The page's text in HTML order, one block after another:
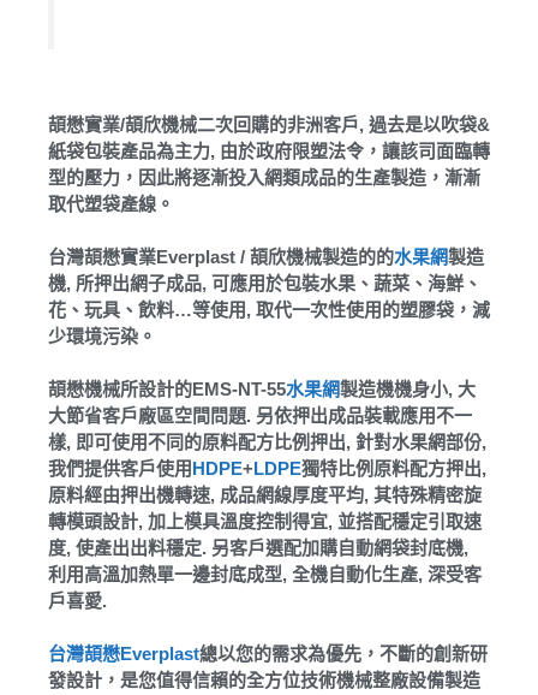
頡懋實業/頡欣機械二次回購的非洲客戶, 過去是以吹袋&
紙袋包裝產品為主力, 由於政府限塑法令，讓該司面臨轉
型的壓力，因此將逐漸投入網類成品的生產製造，漸漸
取代塑袋產線。
台灣頡懋實業Everplast / 頡欣機械製造的的水果網製造
機, 所押出網子成品, 可應用於包裝水果、蔬菜、海鮮、
花、玩具、飲料…等使用, 取代一次性使用的塑膠袋，減
少環境污染。
頡懋機械所設計的EMS-NT-55水果網製造機機身小, 大
大節省客戶廠區空間問題. 另依押出成品裝載應用不一
樣, 即可使用不同的原料配方比例押出, 針對水果網部份,
我們提供客戶使用 HDPE+LDPE獨特比例原料配方押出,
原料經由押出機轉速, 成品網線厚度平均, 其特殊精密旋
轉模頭設計, 加上模具溫度控制得宜, 並搭配穩定引取速
度, 使產出出料穩定. 另客戶選配加購自動網袋封底機,
利用高溫加熱單一邊封底成型, 全機自動化生產, 深受客
戶喜愛.
台灣頡懋Everplast總以您的需求為優先，不斷的創新研
發設計，是您值得信賴的全方位技術機械整廠設備製造